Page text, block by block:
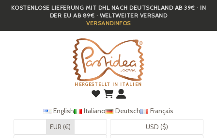
Skip
KOSTENLOSE LIEFERUNG MIT DHL NACH DEUTSCHLAND AB 39€ · IN
DER EU AB 89€ · WELTWEITER VERSAND
VERSANDINFOS
HERGESTELLT IN ITALIEN
English Italiano Deutsch Français
EUR (€)
USD ($)